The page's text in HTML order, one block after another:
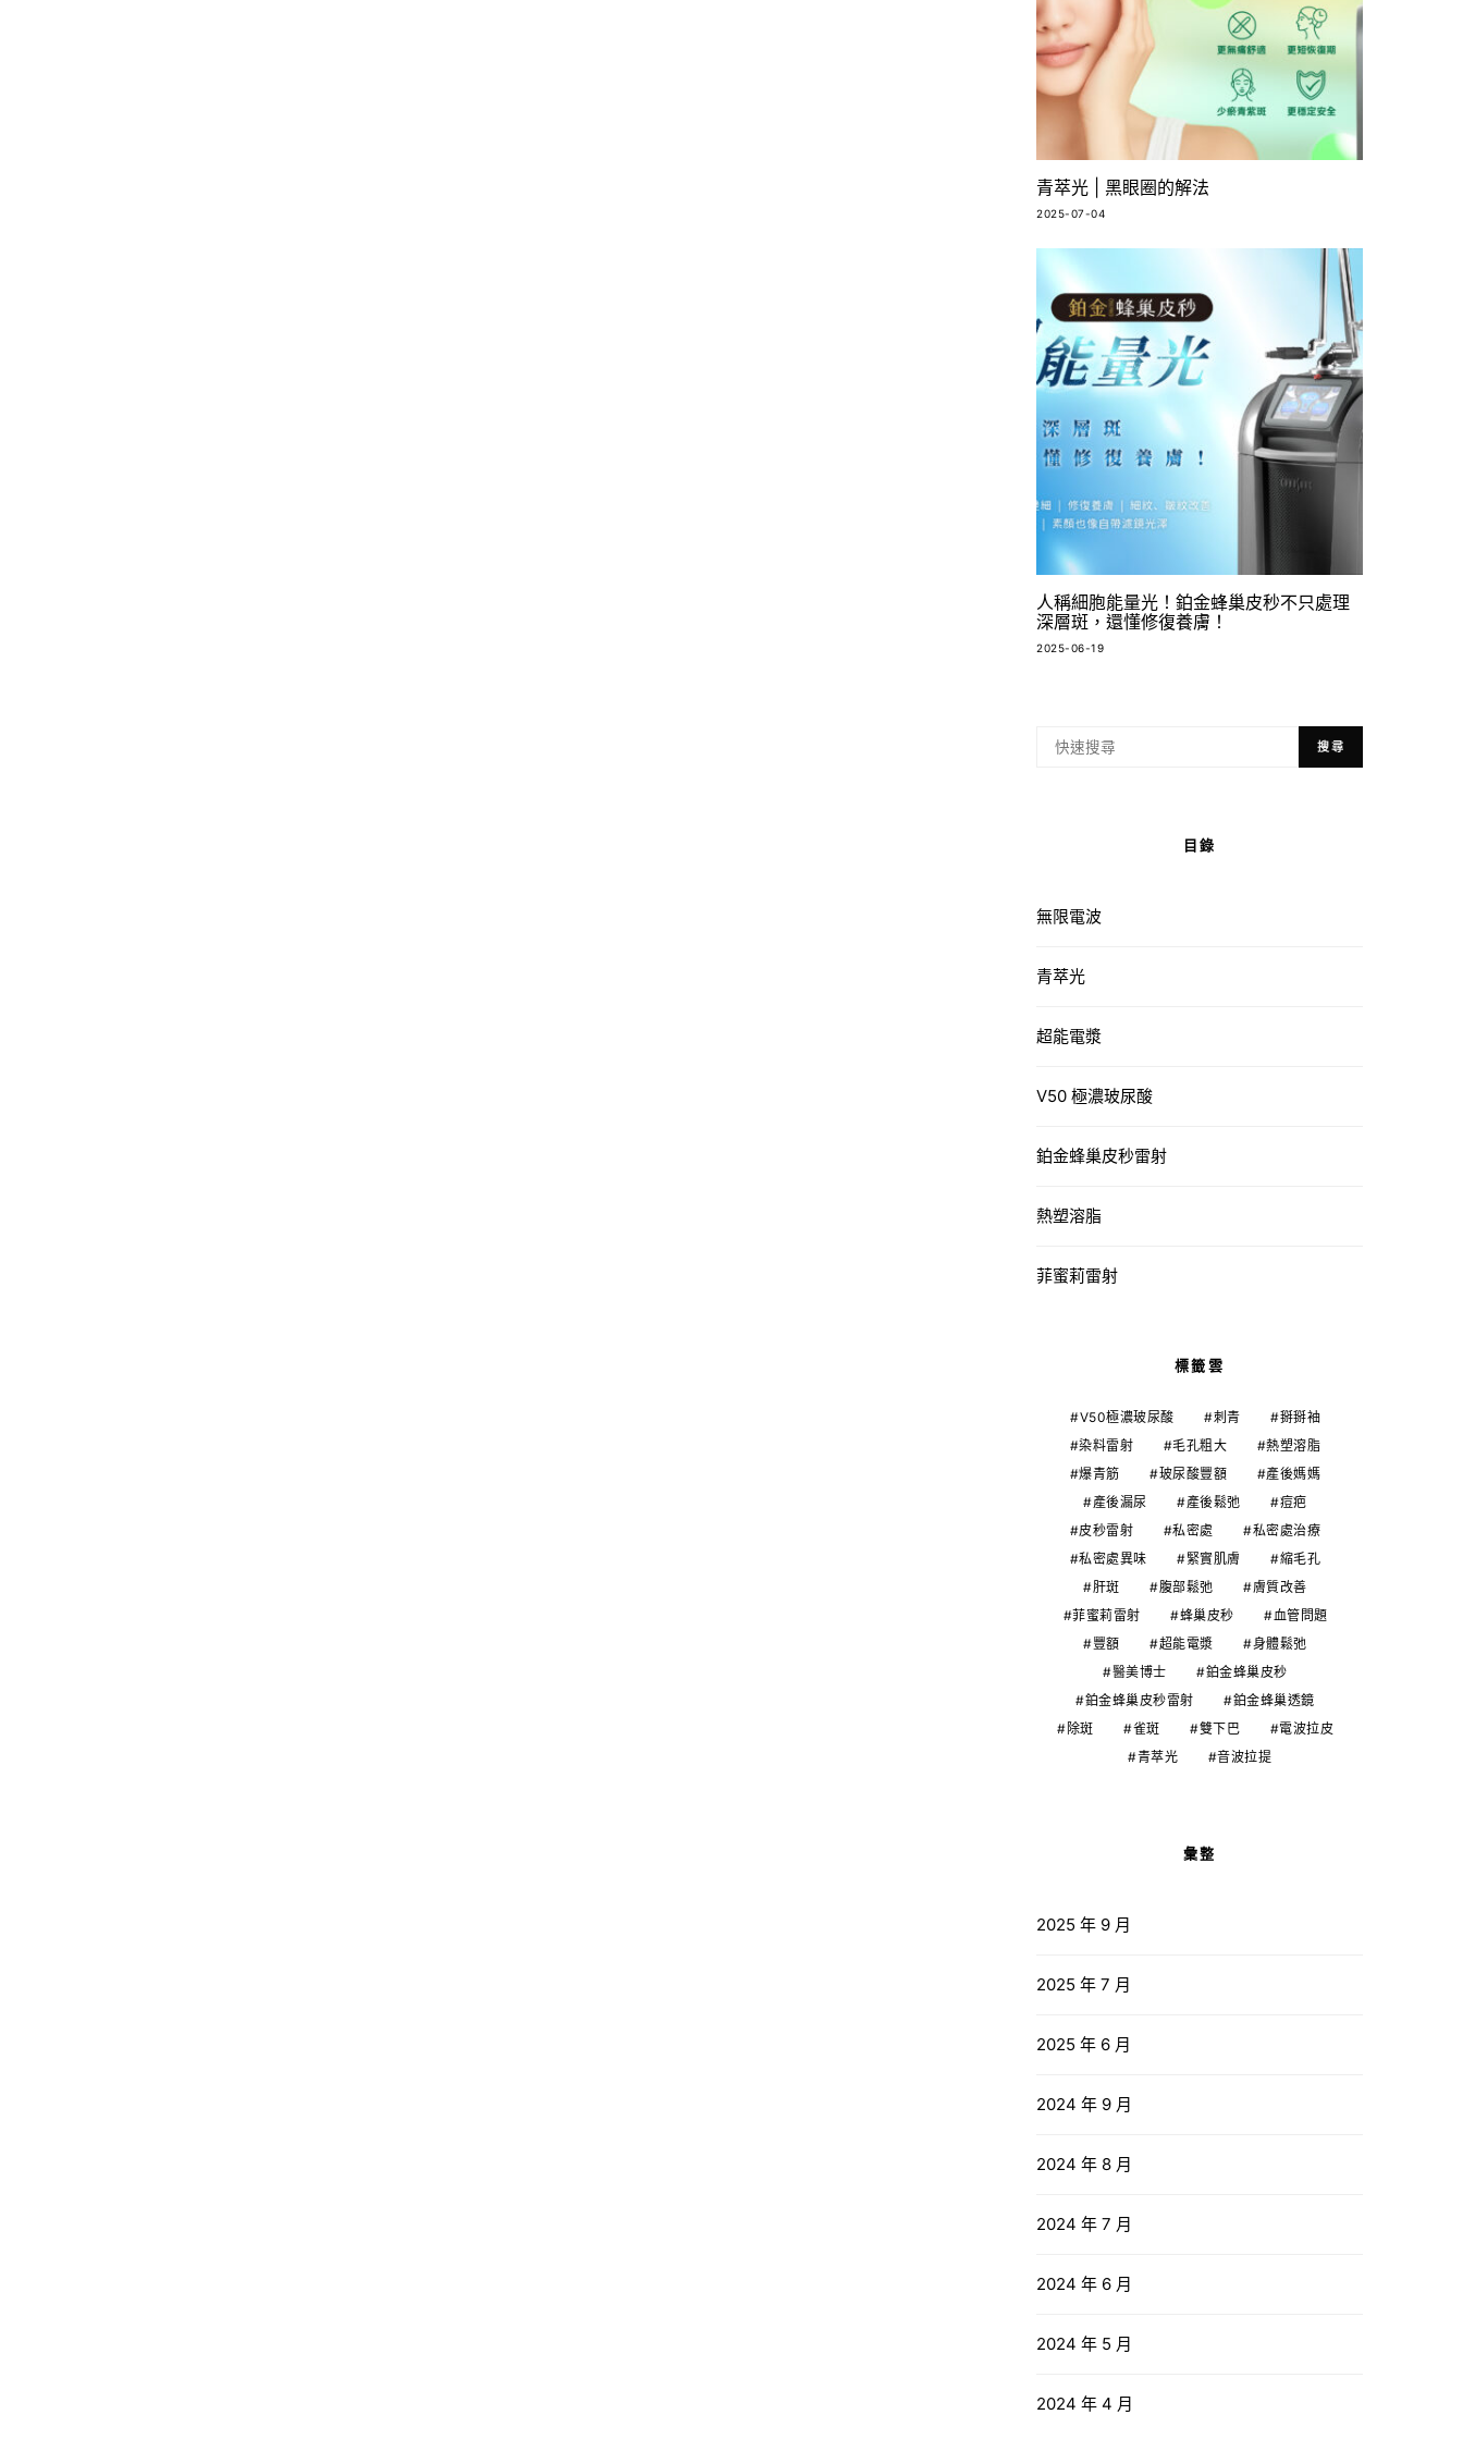
青萃光 | 黑眼圈的解法
2025-07-04
人稱細胞能量光！鉑金蜂巢皮秒不只處理
深層斑，還懂修復養膚！
2025-06-19
搜尋
目錄
無限電波
青萃光
超能電漿
V50 極濃玻尿酸
鉑金蜂巢皮秒雷射
熱塑溶脂
菲蜜莉雷射
標籤雲
V50極濃玻尿酸 刺青
掰掰袖
染料雷射
毛孔粗大
熱塑溶脂
爆青筋
玻尿酸豐額
產後媽媽
產後漏尿
產後鬆弛
痘疤
皮秒雷射
私密處
私密處治療
私密處異味
緊實肌膚
縮毛孔
肝斑
腹部鬆弛
膚質改善
菲蜜莉雷射
蜂巢皮秒
血管問題
豐額
超能電漿
身體鬆弛
醫美博士
鉑金蜂巢皮秒
鉑金蜂巢皮秒雷射
鉑金蜂巢透鏡
除斑
雀斑 雙下巴
電波拉皮
青萃光
音波拉提
彙整
2025 年 9 月
2025 年 7 月
2025 年 6 月
2024 年 9 月
2024 年 8 月
2024 年 7 月
2024 年 6 月
2024 年 5 月
2024 年 4 月